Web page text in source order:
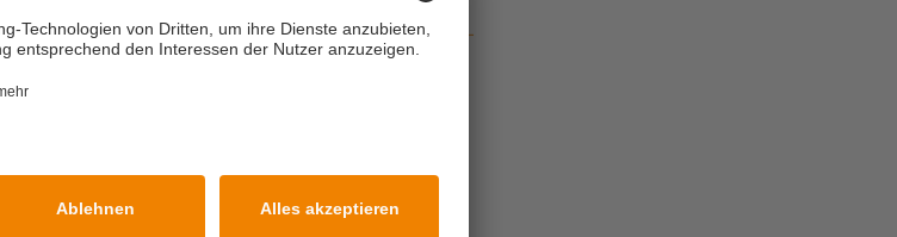
mit Herz“ unter:
https://www.volksbank-
mit-herz.html
Büdingen eG, Prozess- +
eG, Leiter der Filiale Hemsbach